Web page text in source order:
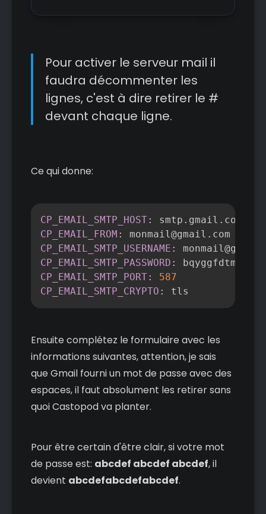
Pour activer le serveur mail il
faudra décommenter les
lignes, c'est à dire retirer le #
devant chaque ligne.
Ce qui donne:
CP_EMAIL_SMTP_HOST:
CP_EMAIL_FROM :
CP_EMAIL_SMTP_USERNAME :
CP_EMAIL_SMTP_PASSWORD :
CP_EMAIL_SMTP_PORT:
587
CP_EMAIL_SMTP_CRYPTO : tls
Copier
Ensuite complétez le formulaire avec les
informations suivantes, attention, je sais
que Gmail fourni un mot de passe avec des
espaces, il faut absolument les retirer sans
quoi Castopod va planter.
Pour être certain d'être clair, si votre mot
de passe est: abcdef abcdef abcdef, il
devient abcdefabcdefabcdef.